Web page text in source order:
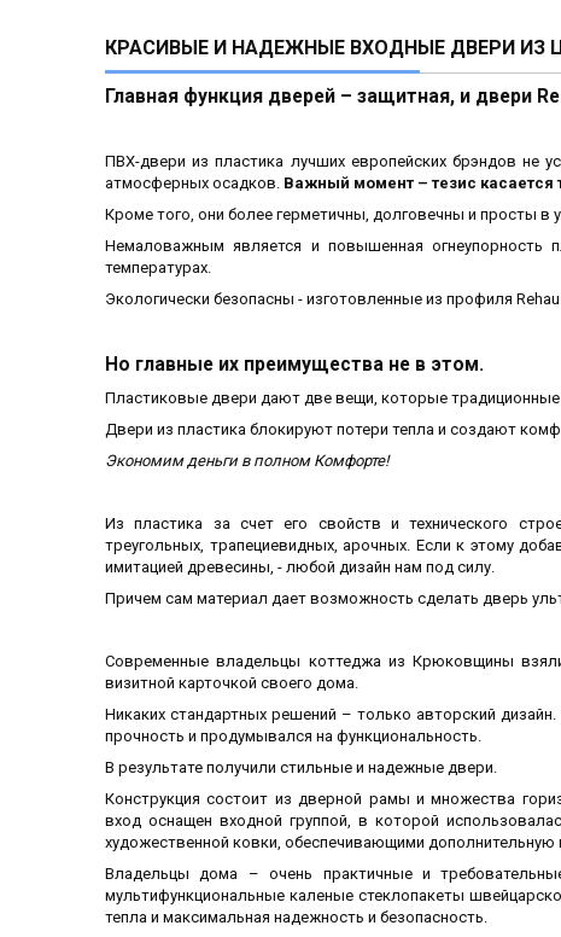
КРАСИВЫЕ И НАДЕЖНЫЕ ВХОДНЫЕ ДВЕРИ
Главная функция дверей – защитная, и двери
ПВХ-двери из пластика лучших европейских брэндов не
атмосферных осадков. Важный момент – тезис
Кроме того, они более герметичны, долговечны и просты в
Немаловажным является и повышенная огнеупорность
температурах.
Экологически безопасны - изготовленные из профиля Rehau
Но главные их преимущества не в этом.
Пластиковые двери дают две вещи, которые традиционные
Двери из пластика блокируют потери тепла и создают
Экономим деньги в полном Комфорте!
Из пластика за счет его свойств и технического
треугольных, трапециевидных, арочных. Если к этому
имитацией древесины, - любой дизайн нам под силу.
Причем сам материал дает возможность сделать дверь
Современные владельцы коттеджа из Крюковщины
визитной карточкой своего дома.
Никаких стандартных решений – только авторский
прочность и продумывался на функциональность.
В результате получили стильные и надежные двери.
Конструкция состоит из дверной рамы и множества
вход оснащен входной группой, в которой
художественной ковки, обеспечивающими
Владельцы дома – очень практичные и
мультифункциональные каленые стеклопакеты
тепла и максимальная надежность и безопасность.